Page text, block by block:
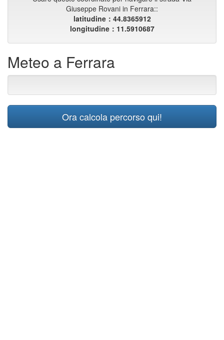
Giuseppe Rovani in Ferrara::
latitudine：44.8365912
longitudine：11.5910687
Meteo a Ferrara
Ora calcola percorso qui!